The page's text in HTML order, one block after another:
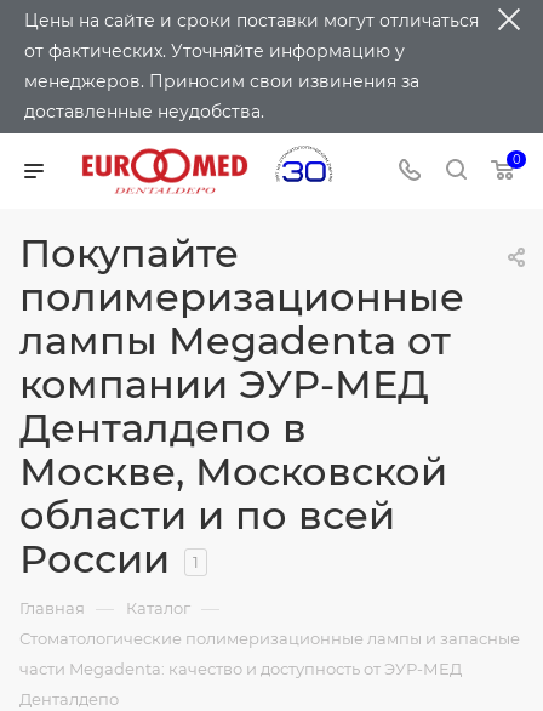
Цены на сайте и сроки поставки могут отличаться
от фактических. Уточняйте информацию у
менеджеров. Приносим свои извинения за
доставленные неудобства.
0
Покупайте
полимеризационные
лампы Megadenta от
компании ЭУР-МЕД
Денталдепо в
Москве, Московской
области и по всей
России
1
Главная — Каталог —
Стоматологические полимеризационные лампы и запасные
части Megadenta: качество и доступность от ЭУР-МЕД
Денталдепо